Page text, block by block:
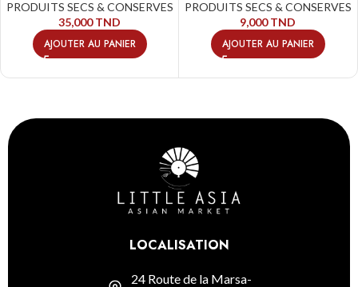
PRODUITS SECS & CONSERVES
35,000TND
AJOUTER AU PANIER
PRODUITS SECS & CONSERVES
9,000TND
AJOUTER AU PANIER
LOCALISATION
24 Route de la Marsa-